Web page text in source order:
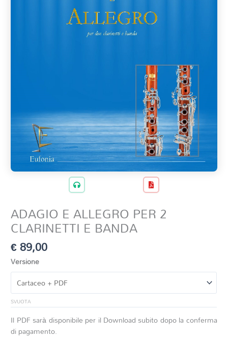
ADAGIO E ALLEGRO PER 2
CLARINETTI E BANDA
€89,00
Versione
SVUOTA
Il PDF sarà disponibile per il Download subito dopo la conferma
di pagamento.